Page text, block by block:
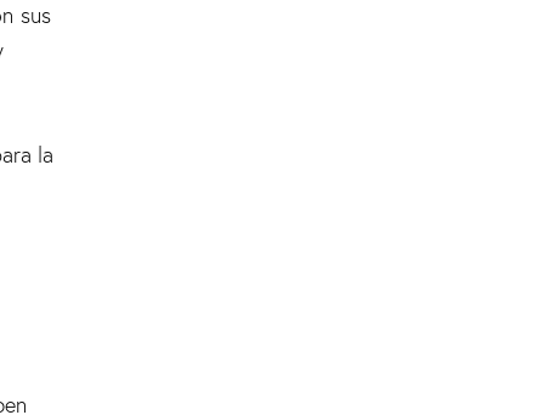
sus
la